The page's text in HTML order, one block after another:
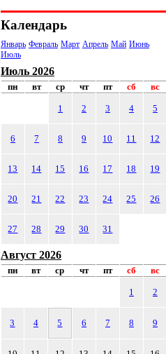
Календарь
Январь Февраль Март Апрель Май Июнь
Июль
Июль 2026
пн вт ср чт пт сб вс
1 2 3 4 5
6 7 8 9 10 11 12
13 14 15 16 17 18 19
20 21 22 23 24 25 26
27 28 29 30 31
Август 2026
пн вт ср чт пт сб вс
1 2
3 4 5 6 7 8 9